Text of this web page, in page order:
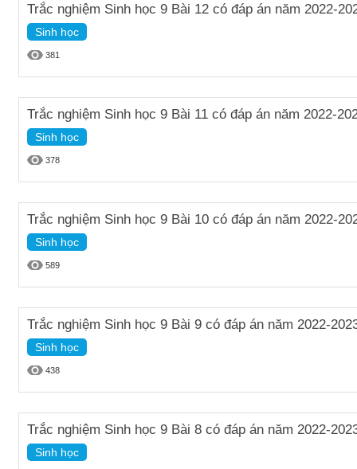
Trắc nghiệm Sinh học 9 Bài 12 có đáp án năm 2022-
Sinh học
381
Trắc nghiệm Sinh học 9 Bài 11 có đáp án năm 2022-
Sinh học
378
Trắc nghiệm Sinh học 9 Bài 10 có đáp án năm 2022-
Sinh học
589
Trắc nghiệm Sinh học 9 Bài 9 có đáp án năm 2022-
Sinh học
438
Trắc nghiệm Sinh học 9 Bài 8 có đáp án năm 2022-
Sinh học